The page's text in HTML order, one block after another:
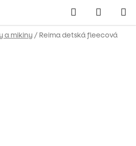
Hľadať
KOŠÍK
a mikiny/ Reima detská fleecová